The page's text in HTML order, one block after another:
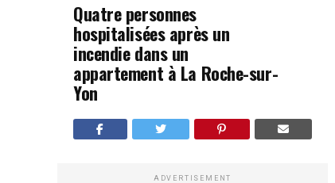
Quatre personnes
hospitalisées après un
incendie dans un
appartement à La Roche-sur-
Yon
ADVERTISEMENT